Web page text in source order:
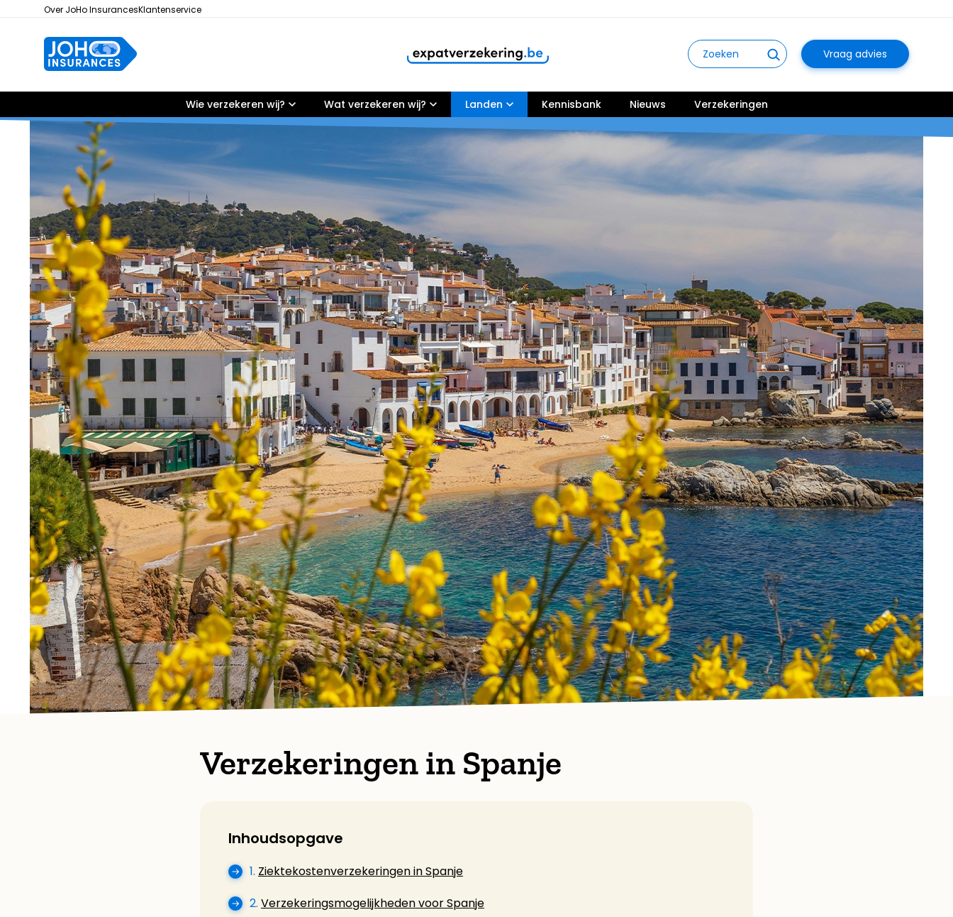
Vraag advies
Over JoHo InsurancesKlantenservice
Wie verzekeren wij? Wat verzekeren wij? Landen Kennisbank Nieuws Verzekeringen
Klanten geven onze dienstverlening een
Verzekeringen in Spanje
Inhoudsopgave
1. Ziektekostenverzekeringen in Spanje
2. Verzekeringsmogelijkheden voor Spanje